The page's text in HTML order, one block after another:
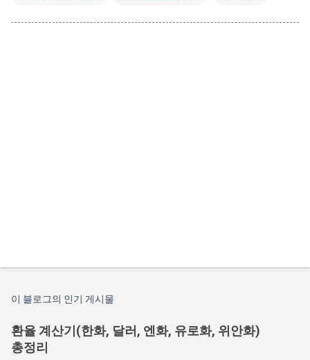
이 블로그의 인기 게시물
환율 계산기(한화, 달러, 엔화, 유로화, 위안화)
총정리